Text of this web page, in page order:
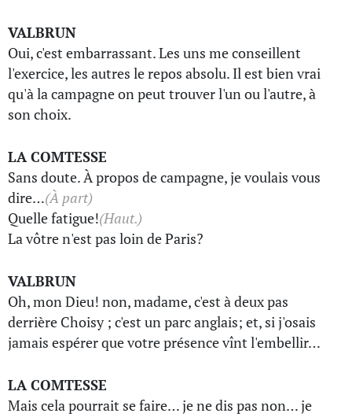
VALBRUN
Oui, c'est embarrassant. Les uns me conseillent
l'exercice, les autres le repos absolu. Il est bien vrai
qu'à la campagne on peut trouver l'un ou l'autre, à
son choix.
LA COMTESSE
Sans doute. À propos de campagne, je voulais vous
dire…(À part)
Quelle fatigue!(Haut.)
La vôtre n'est pas loin de Paris?
VALBRUN
Oh, mon Dieu! non, madame, c'est à deux pas
derrière Choisy ; c'est un parc anglais; et, si j'osais
jamais espérer que votre présence vînt l'embellir…
LA COMTESSE
Mais cela pourrait se faire… je ne dis pas non… je